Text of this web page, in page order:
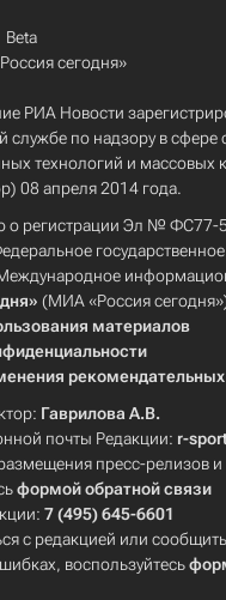
Beta
сегодня»
РИА Новости
службе по надзору в сфере
технологий и массовых
08 апреля 2014 года.
о регистрации Эл № ФС77-
(МИА «Россия
материалов
рекомендательных
Гаврилова А.В.
почты Редакции: r-
пресс-релизов
формой обратной связи
7 (495) 645-6601
с редакцией или
воспользуйтесь